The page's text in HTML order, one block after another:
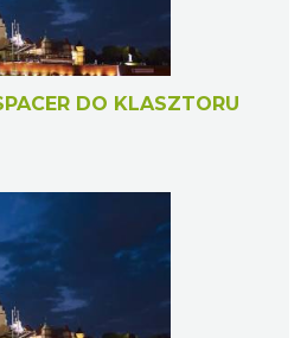
DO KLASZTORU